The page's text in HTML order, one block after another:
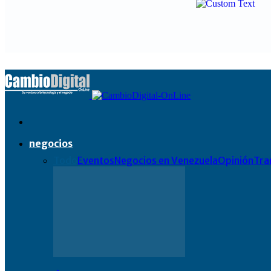
negocios
EventosNegocios en VenezuelaOpinión